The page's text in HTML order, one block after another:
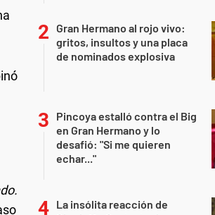
Gran Hermano al rojo vivo:
gritos, insultos y una placa
de nominados explosiva
Pincoya estalló contra el Big
en Gran Hermano y lo
desafió: "Si me quieren
echar..."
La insólita reacción de